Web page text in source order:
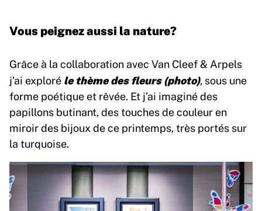
Vous peignez aussi la nature?
Grâce à la collaboration avec Van Cleef & Arpels
j’ai exploré le thème des fleurs (photo), sous une
forme poétique et rêvée. Et j’ai imaginé des
papillons butinant, des touches de couleur en
miroir des bijoux de ce printemps, très portés sur
la turquoise.